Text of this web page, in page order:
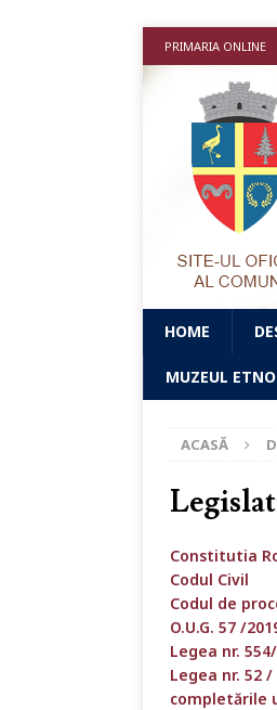
PRIMARIA ONLINE
HOME
MUZEUL
ACASĂ
Constitutia
Codul Civil
Codul de
O.U.G. 57 /
Legea nr.
Legea nr. 52
completările